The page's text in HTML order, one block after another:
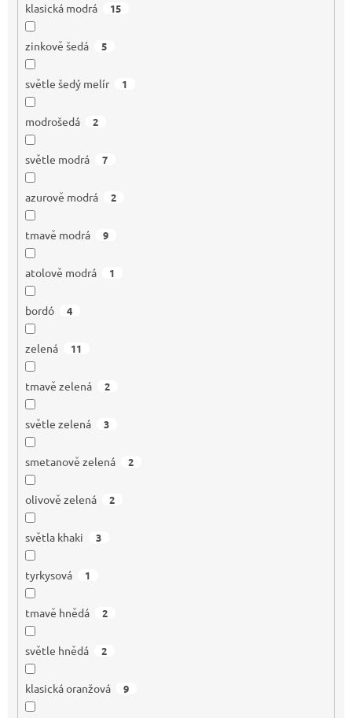
klasická modrá 15
zinkově šedá 5
světle šedý melír 1
modrošedá 2
světle modrá 7
azurově modrá 2
tmavě modrá 9
atolově modrá 1
bordó 4
zelená 11
tmavě zelená 2
světle zelená 3
smetanově zelená 2
olivově zelená 2
světla khaki 3
tyrkysová 1
tmavě hnědá 2
světle hnědá 2
klasická oranžová 9